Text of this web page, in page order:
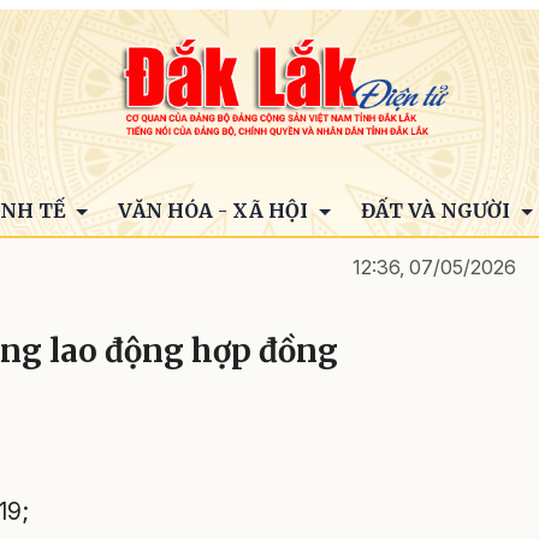
TẾ VĂN HÓA - XÃ HỘI ĐẤT VÀ NGƯỜI
12:36, 07/05/2026
lao động hợp đồng